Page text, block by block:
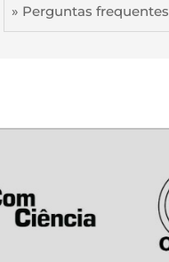
» Perguntas frequentes